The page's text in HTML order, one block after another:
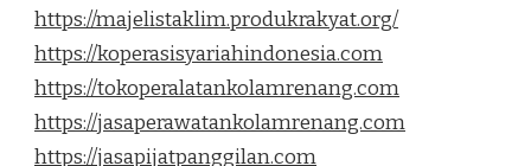
https://majelistaklim.produkrakyat.org/
https://koperasisyariahindonesia.com
https://tokoperalatankolamrenang.com
https://jasaperawatankolamrenang.com
https://jasapijatpanggilan.com